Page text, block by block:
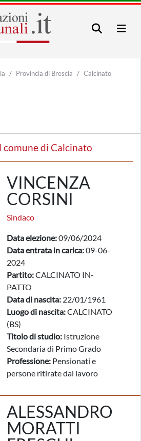
Provincia di Brescia
Calcinato
di Calcinato
VINCENZA
CORSINI
Sindaco
Data elezione:09/06/2024
Data entrata in carica:09-06-
2024
Partito:CALCINATO IN-
PATTO
Data di nascita: 22/01/1961
Luogo di nascita:CALCINATO
(BS)
Titolo di studio: Istruzione
Secondaria di Primo Grado
Professione: Pensionati e
persone ritirate dal lavoro
ALESSANDRO
MORATTI